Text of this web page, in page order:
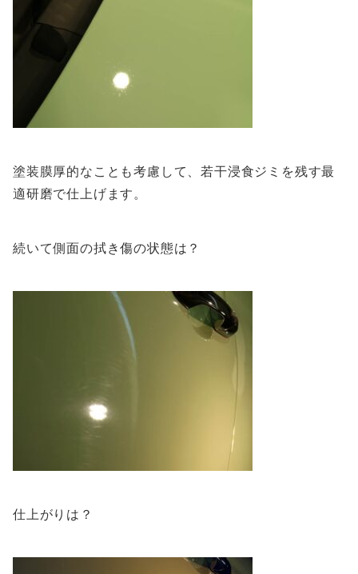
塗装膜厚的なことも考慮して、若干浸食ジミを残す最
適研磨で仕上げます。
続いて側面の拭き傷の状態は？
仕上がりは？